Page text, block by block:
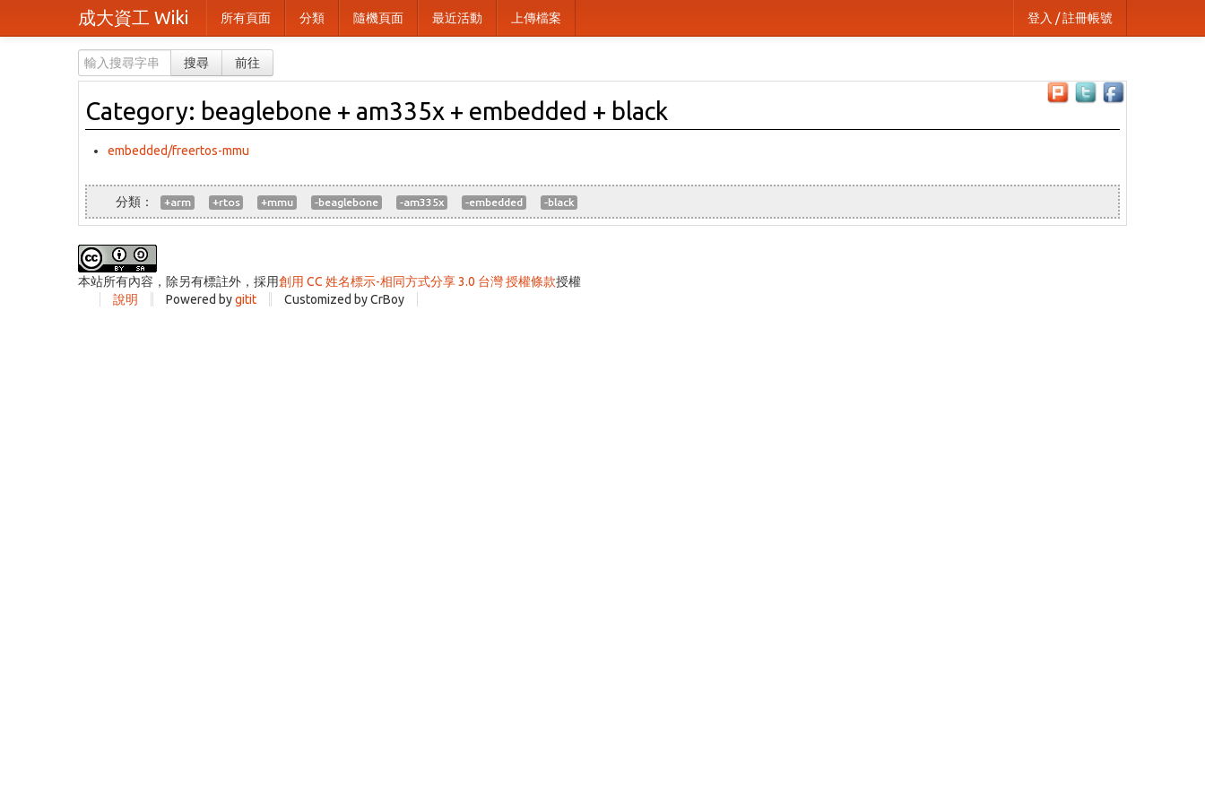
成大資工 Wiki 所有頁面 分類 隨機頁面 最近活動 上傳檔案 登入 / 註冊帳號
搜尋 前往
Category: beaglebone + am335x + embedded + black
embedded/freertos-mmu
+arm +rtos +mmu -beaglebone -am335x -embedded -black
本站所有內容，除另有標註外，採用創用 CC 姓名標示-相同方式分享 3.0 台灣 授權條款授權
說明
Powered bygitit Customized by CrBoy